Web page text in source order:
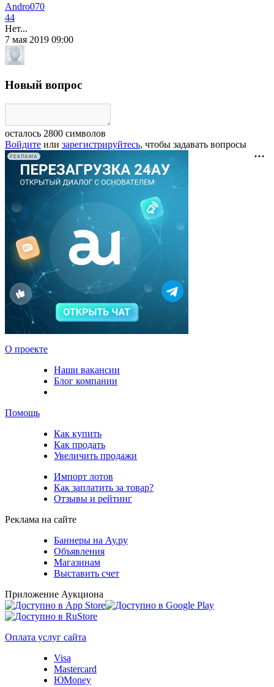
Andro070
44
Нет...
7 мая 2019 09:00
Новый вопрос
осталось 2800 символов
Войдите или зарегистрируйтесь, чтобы задавать вопросы
РЕКЛАМА
О проекте
Наши вакансии
Блог компании
Помощь
Как купить
Как продать
Увеличить продажи
Импорт лотов
Как заплатить за товар?
Отзывы и рейтинг
Реклама на сайте
Баннеры на Ау.ру
Объявления
Магазинам
Выставить счет
Приложение Аукциона
Оплата услуг сайта
Visa
Mastercard
ЮMoney